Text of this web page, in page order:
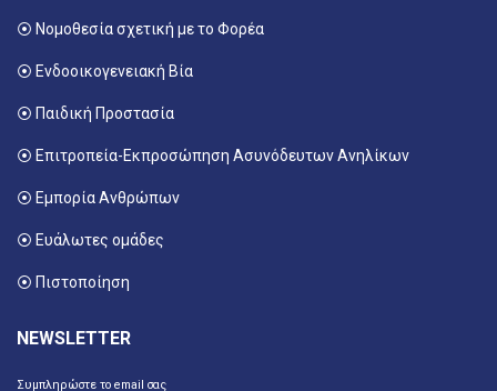
⦿ Νομοθεσία σχετική με το Φορέα
⦿ Ενδοοικογενειακή Βία
⦿ Παιδική Προστασία
⦿ Επιτροπεία-Εκπροσώπηση Ασυνόδευτων Ανηλίκων
⦿ Εμπορία Ανθρώπων
⦿ Ευάλωτες ομάδες
⦿ Πιστοποίηση
NEWSLETTER
Συμπληρώστε το email σας